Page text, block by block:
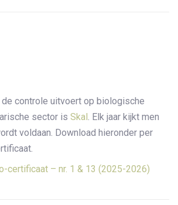
controle uitvoert op biologische
sector is Skal. Elk jaar kijkt men
voldaan. Download hieronder per
certificaat – nr. 1 & 13 (2025-2026)